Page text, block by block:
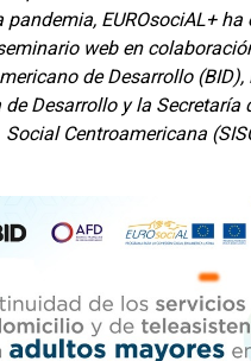
pandemia, EUROsociAL+
web en
de Desarrollo (BID),
de Desarrollo y la Secretaría
Social Centroamericana